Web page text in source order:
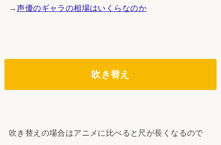
→声優のギャラの相場はいくらなのか
吹き替え
吹き替えの場合はアニメに比べると尺が長くなるので